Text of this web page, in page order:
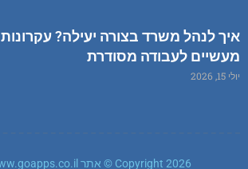
איך לנהל משרד בצורה יעילה? עקרונות
מעשיים לעבודה מסודרת
יולי 15, 2026
Copyright 2026 © אתר https://www.goapps.co.il/